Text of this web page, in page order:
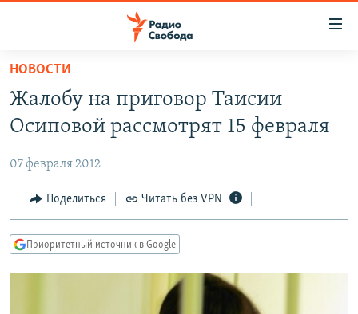
упрощенного
доступа
Вернуться
основному
Вернутся
главной
навигации
Вернутся
ПРОГРАММЫ
ПОДКАСТЫ
АВТОРСКИЕ ПРОЕКТЫ
ЦИТАТЫ СВОБОДЫ
МНЕНИЯ
IDEL.РЕАЛИИ
НОВОСТИ
Жалобу на приговор Таисии
Осиповой рассмотрят 15 февраля
07 февраля 2012
Поделиться Читать без VPN
Приоритетный источник в Google